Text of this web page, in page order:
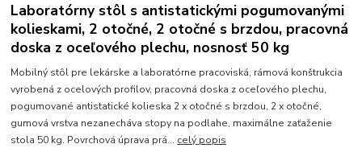
Laboratórny stôl s antistatickými pogumovanými
kolieskami, 2 otočné, 2 otočné s brzdou, pracovná
doska z oceľového plechu, nosnosť 50 kg
Mobilný stôl pre lekárske a laboratórne pracoviská, rámová konštrukcia
vyrobená z ocelových profilov, pracovná doska z oceľového plechu,
pogumované antistatické kolieska 2 x otočné s brzdou, 2 x otočné,
gumová vrstva nezanecháva stopy na podlahe, maximálne zaťaženie
stola 50 kg. Povrchová úprava prá... celý popis